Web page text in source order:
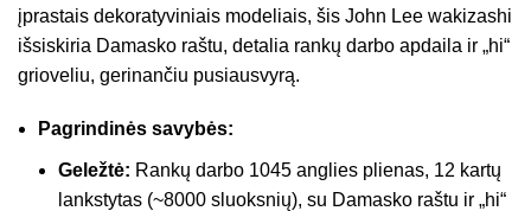
įprastais dekoratyviniais modeliais, šis John Lee wakizashi
išsiskiria Damasko raštu, detalia rankų darbo apdaila ir „hi“
grioveliu, gerinančiu pusiausvyrą.
Pagrindinės savybės:
Geležtė: Rankų darbo 1045 anglies plienas, 12 kartų
lankstytas (~8000 sluoksnių), su Damasko raštu ir „hi“